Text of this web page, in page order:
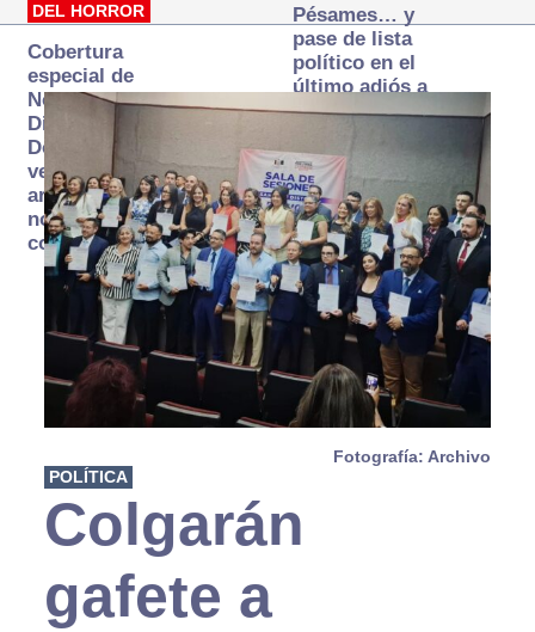
DEL HORROR
Cobertura
especial de
Norte
Digital:
Donde la
verdad
arde… pero
no se
consume
Pésames… y
pase de lista
político en el
último adiós a
Papá Grande
Fotografía: Archivo
POLÍTICA
Colgarán
gafete a